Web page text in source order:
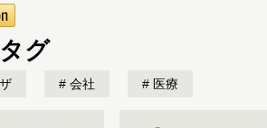
グ
会社 医療